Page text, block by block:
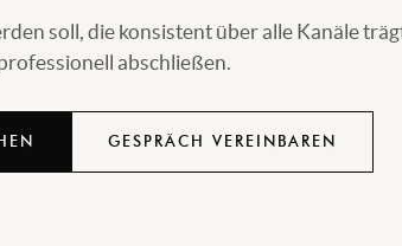
soll, die konsistent über alle Kanäle
abschließen.
GESPRÄCH VEREINBAREN